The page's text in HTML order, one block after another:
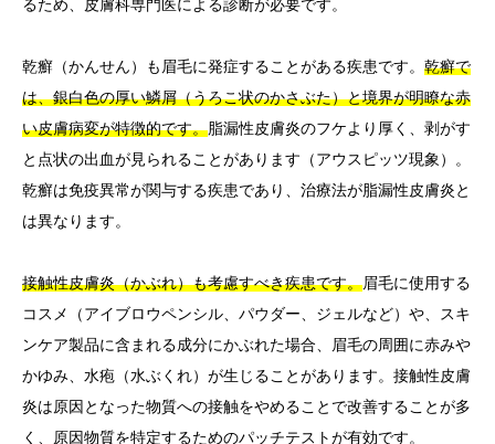
るため、皮膚科専門医による診断が必要です。
乾癬（かんせん）も眉毛に発症することがある疾患です。 乾癬で
は、銀白色の厚い鱗屑（うろこ状のかさぶた）と境界が明瞭な赤
い皮膚病変が特徴的です。脂漏性皮膚炎のフケより厚く、剥がす
と点状の出血が見られることがあります（アウスピッツ現象）。
乾癬は免疫異常が関与する疾患であり、治療法が脂漏性皮膚炎と
は異なります。
接触性皮膚炎（かぶれ）も考慮すべき疾患です。眉毛に使用する
コスメ（アイブロウペンシル、パウダー、ジェルなど）や、スキ
ンケア製品に含まれる成分にかぶれた場合、眉毛の周囲に赤みや
かゆみ、水疱（水ぶくれ）が生じることがあります。接触性皮膚
炎は原因となった物質への接触をやめることで改善することが多
く、原因物質を特定するためのパッチテストが有効です。